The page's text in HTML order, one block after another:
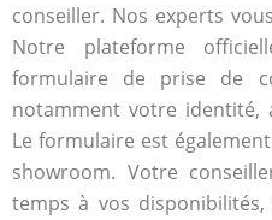
conseiller. Nos experts
Notre plateforme
formulaire de prise de
notamment votre identité,
Le formulaire est
showroom. Votre
temps à vos disponibilités,